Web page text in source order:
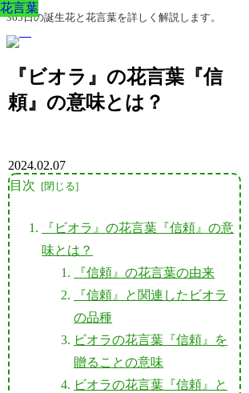
365日の誕生花と花言葉を詳しく解説します。
『ビオラ』の花言葉『信
頼』の意味とは？
花言葉
2024.02.07
目次
『ビオラ』の花言葉『信頼』の意
味とは？
『信頼』の花言葉の由来
『信頼』と関連したビオラ
の品種
ビオラの花言葉『信頼』を
贈ることの意味
ビオラの花言葉『信頼』と
花言葉
花言葉
花言葉
花言葉
花言葉
花言葉